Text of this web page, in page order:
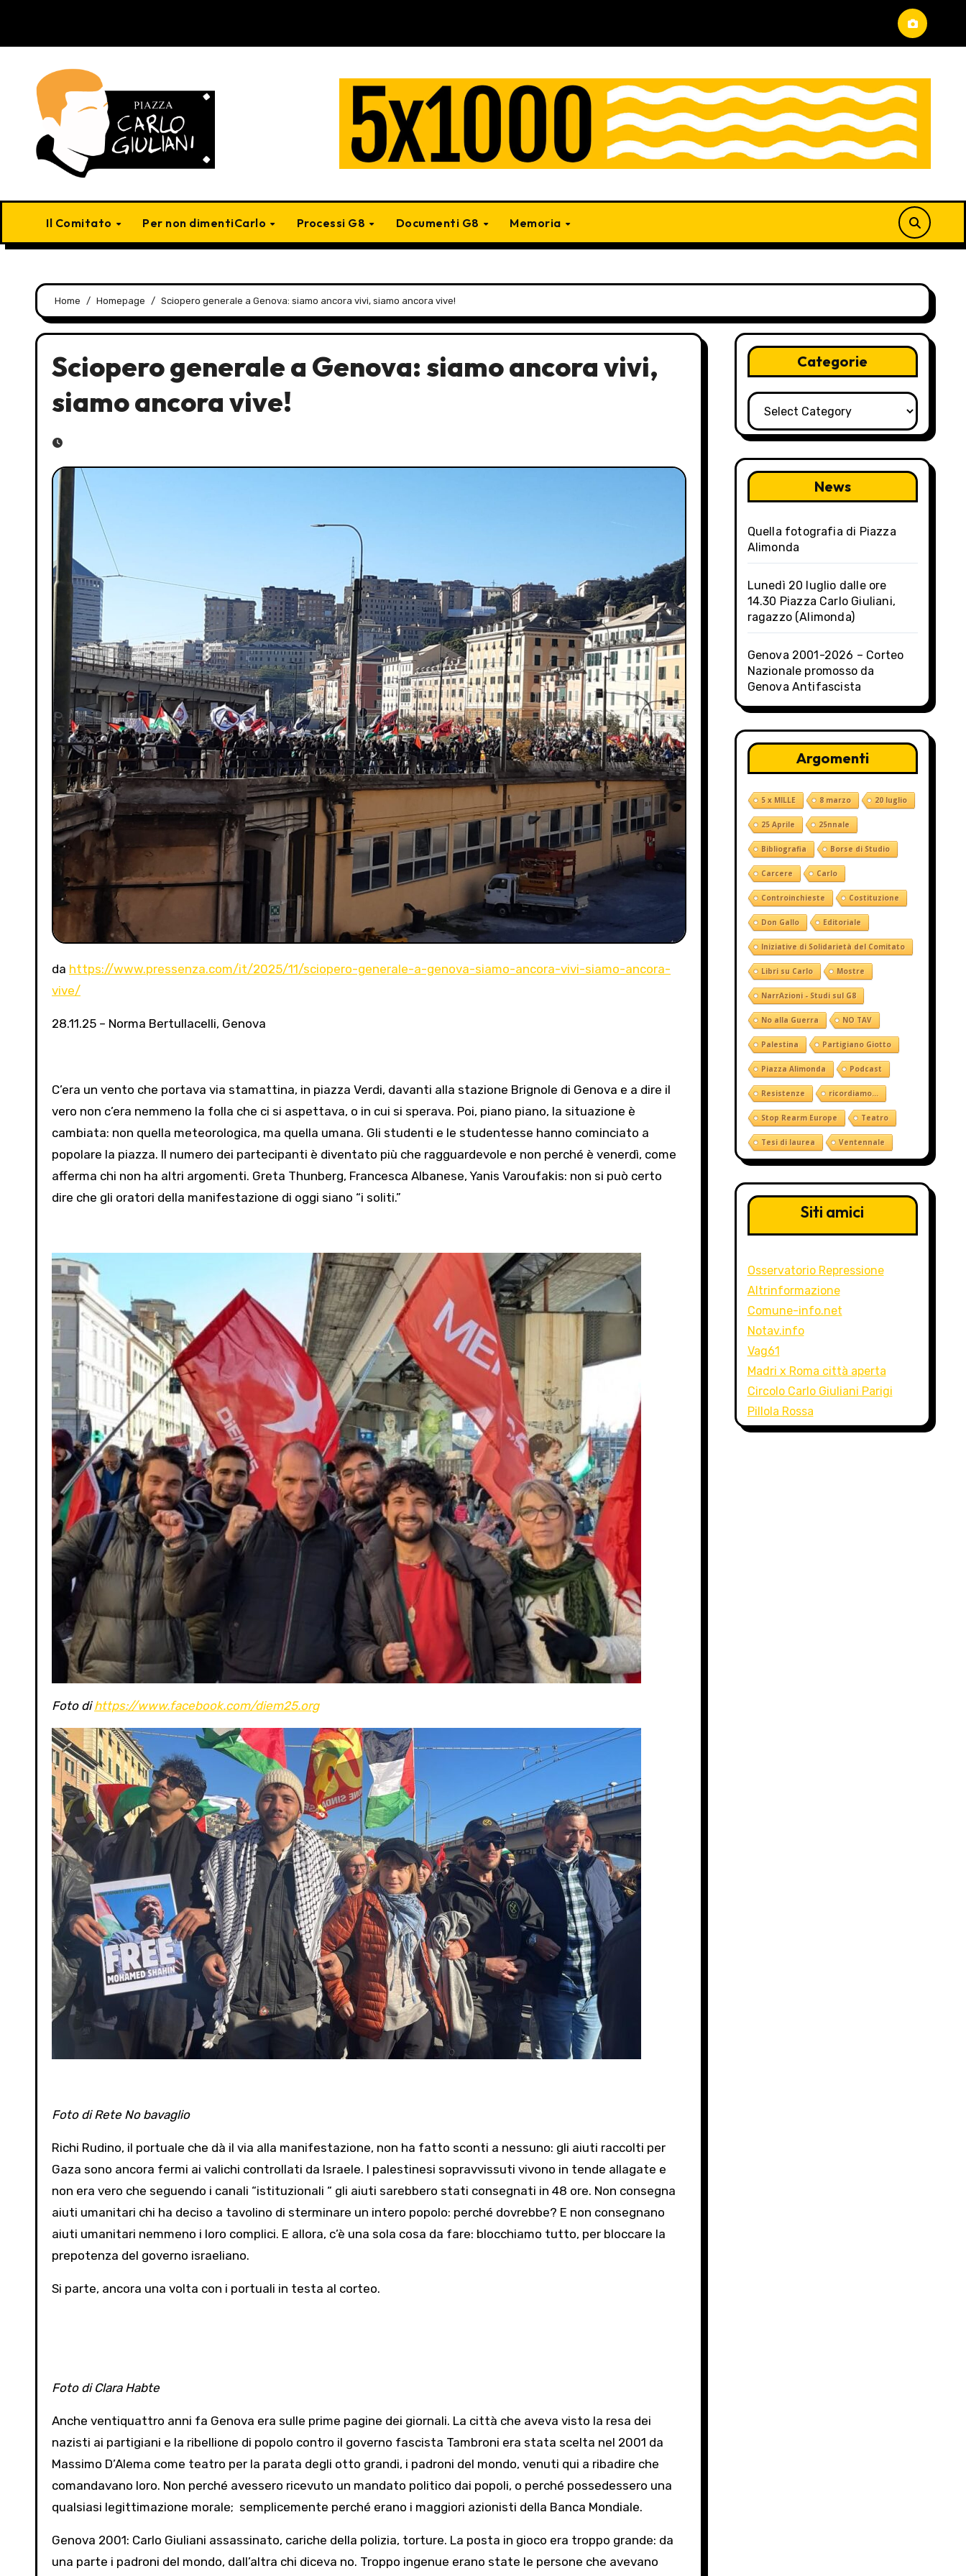
content
Il Comitato Per non dimentiCarlo Processi G8 Documenti G8 Memoria
Home Homepage Sciopero generale a Genova: siamo ancora vivi, siamo ancora vive!
Sciopero generale a Genova: siamo ancora vivi,
siamo ancora vive!
da https://www.pressenza.com/it/2025/11/sciopero-generale-a-genova-siamo-ancora-vivi-siamo-ancora-
vive/
28.11.25 – Norma Bertullacelli, Genova
C’era un vento che portava via stamattina, in piazza Verdi, davanti alla stazione Brignole di Genova e a dire il
vero non c’era nemmeno la folla che ci si aspettava, o in cui si sperava. Poi, piano piano, la situazione è
cambiata: non quella meteorologica, ma quella umana. Gli studenti e le studentesse hanno cominciato a
popolare la piazza. Il numero dei partecipanti è diventato più che ragguardevole e non perché è venerdì, come
afferma chi non ha altri argomenti. Greta Thunberg, Francesca Albanese, Yanis Varoufakis: non si può certo
dire che gli oratori della manifestazione di oggi siano “i soliti.”
Foto dihttps://www.facebook.com/diem25.org
Foto di Rete No bavaglio
Richi Rudino, il portuale che dà il via alla manifestazione, non ha fatto sconti a nessuno: gli aiuti raccolti per
Gaza sono ancora fermi ai valichi controllati da Israele. I palestinesi sopravvissuti vivono in tende allagate e
non era vero che seguendo i canali “istituzionali “ gli aiuti sarebbero stati consegnati in 48 ore. Non consegna
aiuti umanitari chi ha deciso a tavolino di sterminare un intero popolo: perché dovrebbe? E non consegnano
aiuti umanitari nemmeno i loro complici. E allora, c’è una sola cosa da fare: blocchiamo tutto, per bloccare la
prepotenza del governo israeliano.
Si parte, ancora una volta con i portuali in testa al corteo.
Foto di Clara Habte
Anche ventiquattro anni fa Genova era sulle prime pagine dei giornali. La città che aveva visto la resa dei
nazisti ai partigiani e la ribellione di popolo contro il governo fascista Tambroni era stata scelta nel 2001 da
Massimo D’Alema come teatro per la parata degli otto grandi, i padroni del mondo, venuti qui a ribadire che
comandavano loro. Non perché avessero ricevuto un mandato politico dai popoli, o perché possedessero una
qualsiasi legittimazione morale; semplicemente perché erano i maggiori azionisti della Banca Mondiale.
Genova 2001: Carlo Giuliani assassinato, cariche della polizia, torture. La posta in gioco era troppo grande: da
una parte i padroni del mondo, dall’altra chi diceva no. Troppo ingenue erano state le persone che avevano
Categorie
Categorie
News
Quella fotografia di Piazza
Alimonda
Lunedì 20 luglio dalle ore
14.30 Piazza Carlo Giuliani,
ragazzo (Alimonda)
Genova 2001-2026 – Corteo
Nazionale promosso da
Genova Antifascista
Argomenti
5 x MILLE 8 marzo 20 luglio
25 Aprile 25nnale
Bibliografia Borse di Studio
Carcere Carlo
Controinchieste Costituzione
Don Gallo Editoriale
Iniziative di Solidarietà del Comitato
Libri su Carlo Mostre
NarrAzioni - Studi sul G8
No alla Guerra NO TAV
Palestina Partigiano Giotto
Piazza Alimonda Podcast
Resistenze ricordiamo...
Stop Rearm Europe Teatro
Tesi di laurea Ventennale
Siti amici
Osservatorio Repressione
Altrinformazione
Comune-info.net
Notav.info
Vag61
Madri x Roma città aperta
Circolo Carlo Giuliani Parigi
Pillola Rossa